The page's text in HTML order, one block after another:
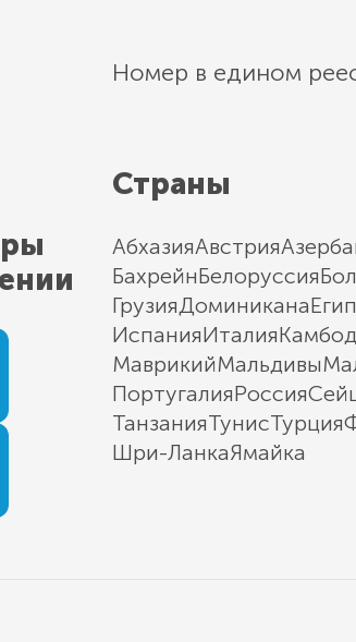
Номер в едином
Страны
АбхазияАвстрия
БахрейнБелоруссия
ГрузияДоминикана
ИспанияИталия
МаврикийМальдивы
ПортугалияРоссия
ТанзанияТунисТурция
Шри-ЛанкаЯмайка